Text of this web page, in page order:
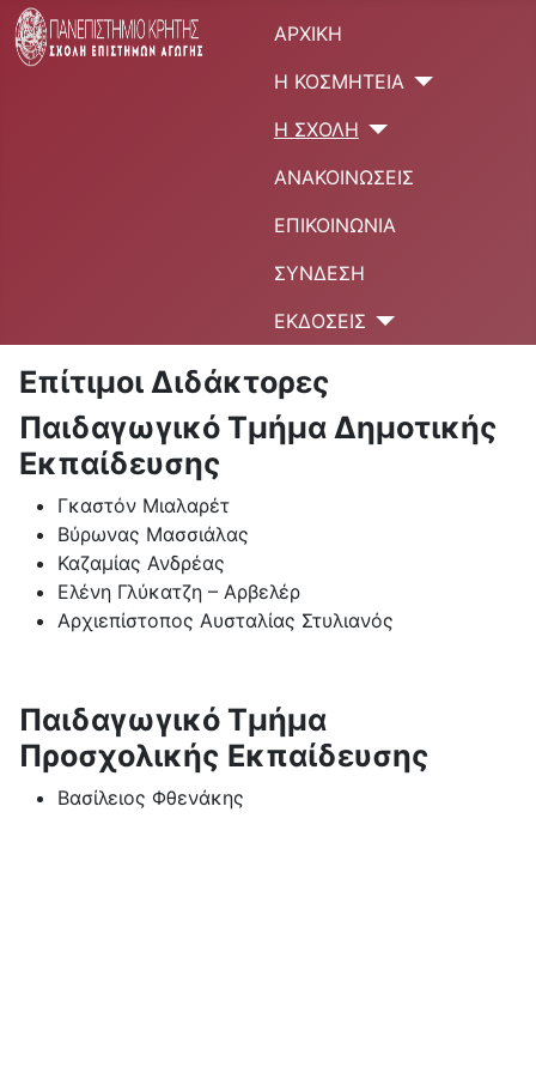
ΑΡΧΙΚΉ
Η ΚΟΣΜΗΤΕΊΑ
Η ΣΧΟΛΉ
ΑΝΑΚΟΙΝΏΣΕΙΣ
ΕΠΙΚΟΙΝΩΝΊΑ
ΣΎΝΔΕΣΗ
ΕΚΔΌΣΕΙΣ
Επίτιμοι Διδάκτορες
Παιδαγωγικό Τμήμα Δημοτικής
Εκπαίδευσης
Γκαστόν Μιαλαρέτ
Βύρωνας Μασσιάλας
Καζαμίας Ανδρέας
Ελένη Γλύκατζη – Αρβελέρ
Αρχιεπίστοπος Αυσταλίας Στυλιανός
Παιδαγωγικό Τμήμα
Προσχολικής Εκπαίδευσης
Βασίλειος Φθενάκης